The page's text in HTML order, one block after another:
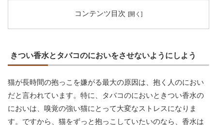
コンテンツ目次
きつい香水とタバコのにおいをさせないようにしよう
猫が長時間の抱っこを嫌がる最大の原因は、抱く人のにおい
だと言われています。特に、タバコのにおいときつい香水の
においは、嗅覚の強い猫にとって大変なストレスになりま
す。ですから、猫をずっと抱っこしていたいのなら、香水は